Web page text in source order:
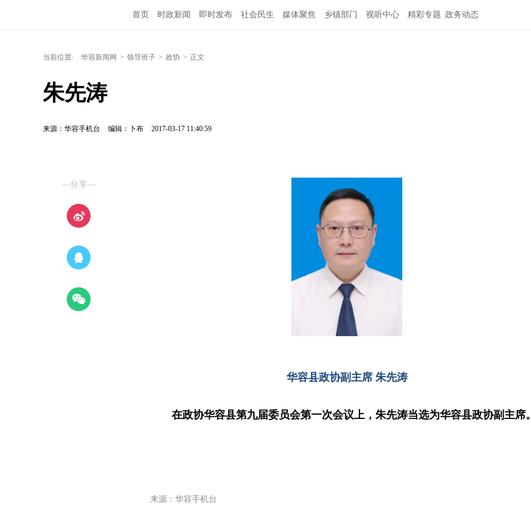
首页 时政新闻 即时发布 社会民生 媒体聚焦 乡镇部门 视听中心 精彩专题 政务动态
当前位置: 华容新闻网 > 领导班子 > 政协 > 正文
朱先涛
来源：华容手机台 编辑：卜布 2017-03-17 11:40:59
—分享—
华容县政协副主席 朱先涛
在政协华容县第九届委员会第一次会议上 ，朱先涛当选为华容县政协副主席。
来源：华容手机台